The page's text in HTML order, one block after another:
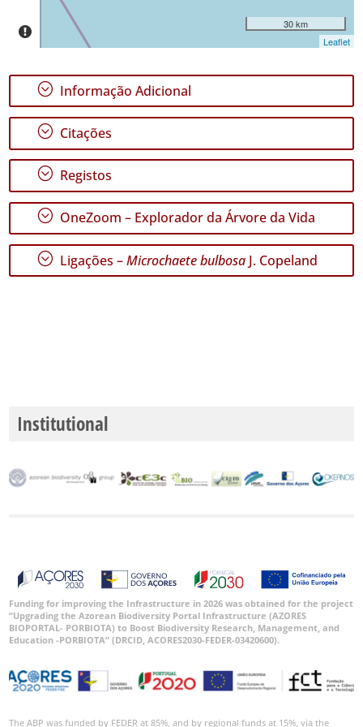
30 km
Leaflet
; Informação Adicional
; Citações
; Registos
; OneZoom – Explorador da Árvore da Vida
; Ligações –Microchaete bulbosa J. Copeland
Institutional
Funding for improving the Infrastructure in 2026 was obtained for the project
“Upgrading the Azorean Biodiversity Portal Infrastructure (AZORES
BIOPORTAL- PORBIOTA) to Boost Biodiversity Research, Management, and
Education -PORBIOTA” (DRCID, ACORES2030-FEDER-03420600).
The ABP was funded by FEDER at 85%, and by regional funds at 15%, via the